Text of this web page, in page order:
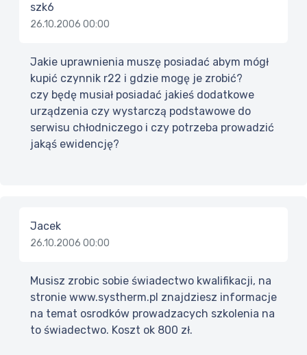
szk6
26.10.2006 00:00
Jakie uprawnienia muszę posiadać abym mógł
kupić czynnik r22 i gdzie mogę je zrobić?
czy będę musiał posiadać jakieś dodatkowe
urządzenia czy wystarczą podstawowe do
serwisu chłodniczego i czy potrzeba prowadzić
jakąś ewidencję?
Jacek
26.10.2006 00:00
Musisz zrobic sobie świadectwo kwalifikacji, na
stronie www.systherm.pl znajdziesz informacje
na temat osrodków prowadzacych szkolenia na
to świadectwo. Koszt ok 800 zł.